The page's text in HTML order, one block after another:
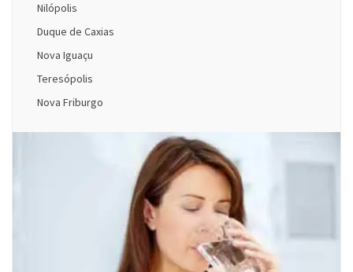
Nilópolis
Duque de Caxias
Nova Iguaçu
Teresópolis
Nova Friburgo